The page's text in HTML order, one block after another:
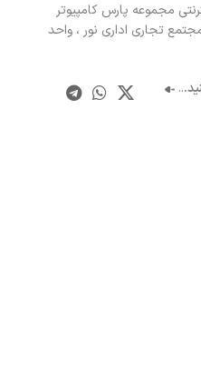
مجموعه پارس کامپیوتر
تجاری اداری نور ، واحد
..